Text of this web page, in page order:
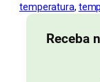
temperatura,
Receba